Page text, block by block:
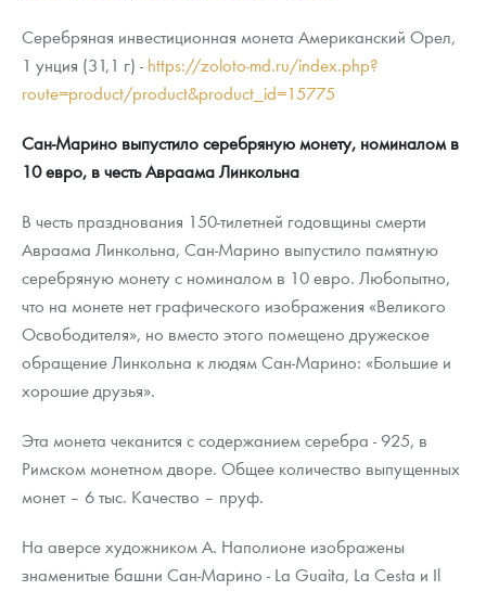
Серебряная инвестиционная монета Американский Орел,
1 унция (31,1 г) - https://zoloto-md.ru/index.php?
route=product/product&product_id=15775
Сан-Марино выпустило серебряную монету, номиналом в
10 евро, в честь Авраама Линкольна
В честь празднования 150-тилетней годовщины смерти
Авраама Линкольна, Сан-Марино выпустило памятную
серебряную монету с номиналом в 10 евро. Любопытно,
что на монете нет графического изображения «Великого
Освободителя», но вместо этого помещено дружеское
обращение Линкольна к людям Сан-Марино: «Большие и
хорошие друзья».
Эта монета чеканится с содержанием серебра - 925, в
Римском монетном дворе. Общее количество выпущенных
монет – 6 тыс. Качество – пруф.
На аверсе художником А. Наполионе изображены
знаменитые башни Сан-Марино - La Guaita, La Cesta и Il